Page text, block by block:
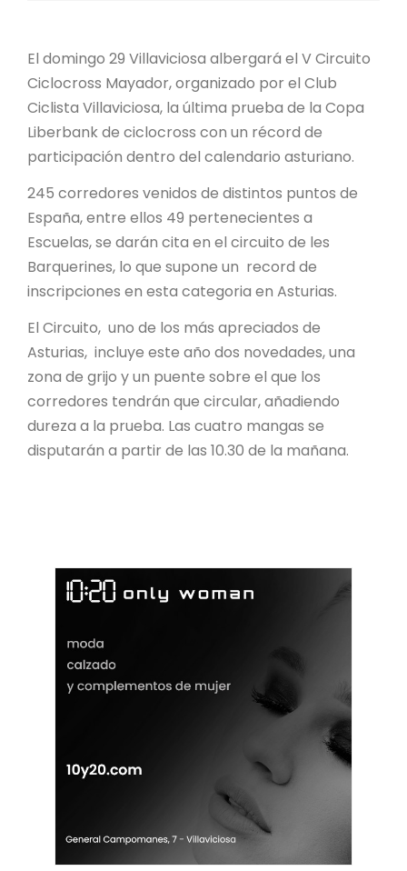
El domingo 29 Villaviciosa albergará el V Circuito
Ciclocross Mayador, organizado por el Club
Ciclista Villaviciosa, la última prueba de la Copa
Liberbank de ciclocross con un récord de
participación dentro del calendario asturiano.
245 corredores venidos de distintos puntos de
España, entre ellos 49 pertenecientes a
Escuelas, se darán cita en el circuito de les
Barquerines, lo que supone un record de
inscripciones en esta categoria en Asturias.
El Circuito, uno de los más apreciados de
Asturias, incluye este año dos novedades, una
zona de grijo y un puente sobre el que los
corredores tendrán que circular, añadiendo
dureza a la prueba. Las cuatro mangas se
disputarán a partir de las 10.30 de la mañana.